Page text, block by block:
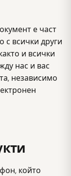
е част
с всички други
и всички
нас и вас
независимо
който